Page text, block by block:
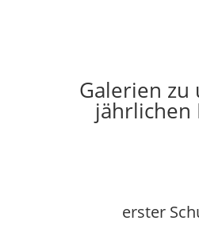
Galerien zu
jährlichen
erster